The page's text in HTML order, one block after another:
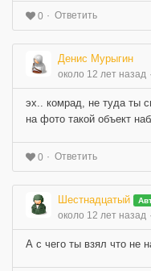
0 Ответить
Денис Мурыгин
около 12 лет назад
эх.. комрад, не туда ты
на фото такой объект
0 Ответить
Шестнадцатый
около 12 лет назад
А с чего ты взял что не